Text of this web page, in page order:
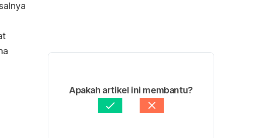
Apakah artikel ini membantu?